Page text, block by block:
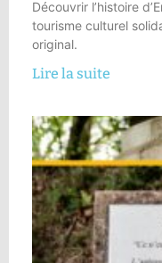
Découvrir l’histoire
tourisme culturel
original.
Lire la suite